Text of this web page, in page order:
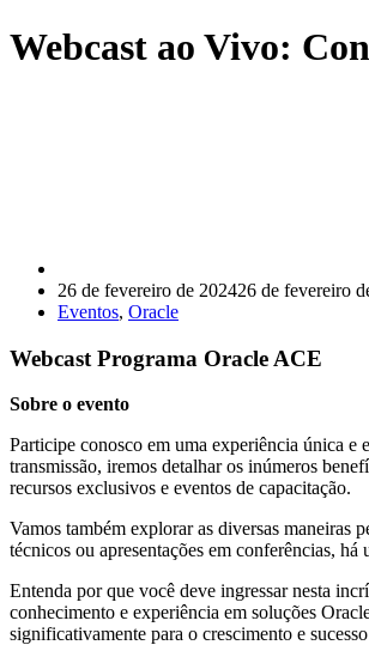
Webcast ao Vivo:
26 de fevereiro de 202426 de fevereiro
Eventos, Oracle
Webcast Programa Oracle ACE
Sobre o evento
Participe conosco em uma experiência única
transmissão, iremos detalhar os inúmeros
recursos exclusivos e eventos de capacitação.
Vamos também explorar as diversas maneiras
técnicos ou apresentações em conferências,
Entenda por que você deve ingressar nesta
conhecimento e experiência em soluções
significativamente para o crescimento e